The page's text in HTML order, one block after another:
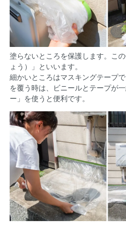
塗らないところを保護します。こ
ょう）」といいます。
細かいところはマスキングテープ
を覆う時は、ビニールとテープが
ー」を使うと便利です。